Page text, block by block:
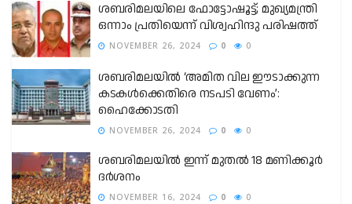
ശബരിമലയിലെ ഫോട്ടോഷൂട്ട്; മുഖ്യമന്ത്രി
ഒന്നാം പ്രതിയെന്ന് വിശ്വഹിന്ദു പരിഷത്ത്
NOVEMBER 26, 2024 0 0
ശബരിമലയിൽ ‘അമിത വില ഈടാക്കുന്ന
കടകൾക്കെതിരെ നടപടി വേണം’:
ഹൈക്കോടതി
NOVEMBER 26, 2024 0 0
ശബരിമലയിൽ ഇന്ന് മുതൽ 18 മണിക്കൂർ
ദർശനം
NOVEMBER 16, 2024 0 0